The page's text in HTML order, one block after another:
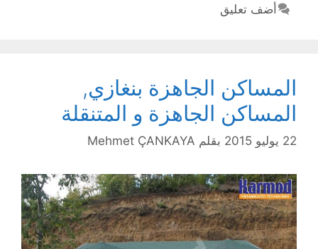
أضف تعليق
المساكن الجاهزة بنغازي,
المساكن الجاهزة و المتنقلة
22 يوليو 2015 بقلم Mehmet ÇANKAYA